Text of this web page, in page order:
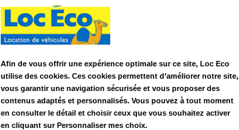
Afin de vous offrir une expérience optimale sur ce site, Loc Eco
utilise des cookies. Ces cookies permettent d’améliorer notre site,
vous garantir une navigation sécurisée et vous proposer des
contenus adaptés et personnalisés. Vous pouvez à tout moment
en consulter le détail et choisir ceux que vous souhaitez activer
en cliquant sur Personnaliser mes choix.